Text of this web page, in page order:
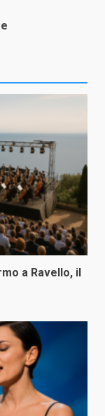
a Ravello, il